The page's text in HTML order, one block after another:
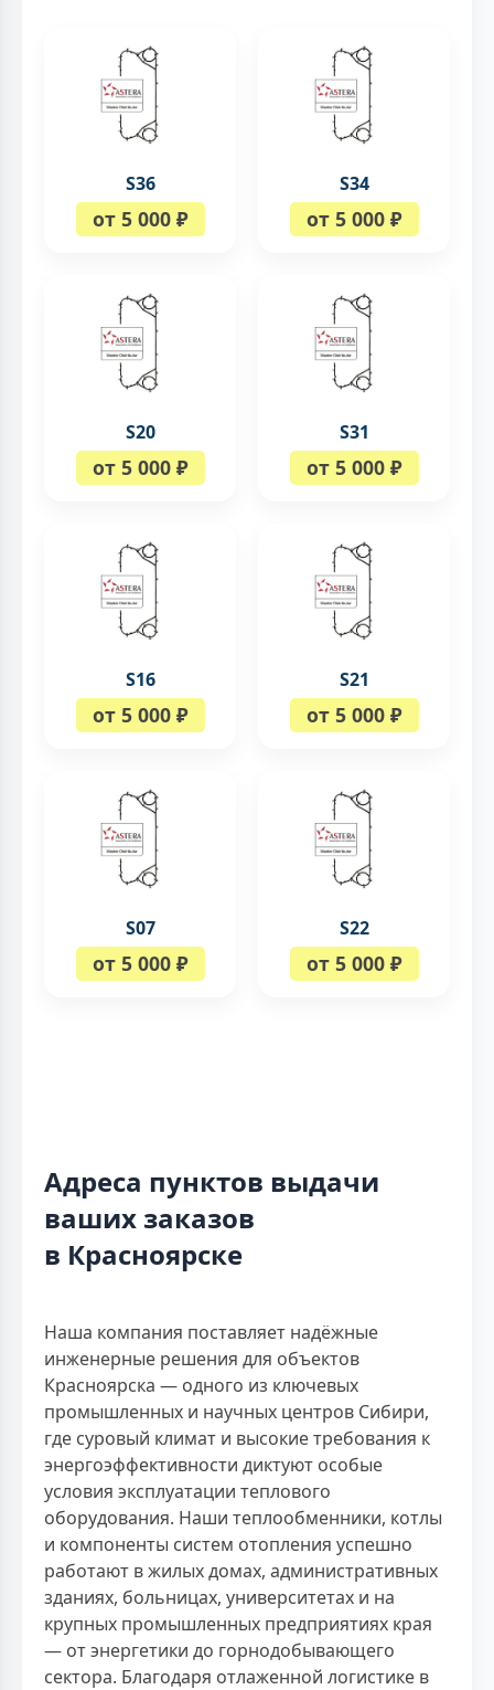
S36
от 5 000 ₽
S34
от 5 000 ₽
S20
от 5 000 ₽
S31
от 5 000 ₽
S16
от 5 000 ₽
S21
от 5 000 ₽
S07
от 5 000 ₽
S22
от 5 000 ₽
Адреса пунктов выдачи
ваших заказов
в Красноярске
Наша компания поставляет надёжные
инженерные решения для объектов
Красноярска — одного из ключевых
промышленных и научных центров Сибири,
где суровый климат и высокие требования к
энергоэффективности диктуют особые
условия эксплуатации теплового
оборудования. Наши теплообменники, котлы
и компоненты систем отопления успешно
работают в жилых домах, административных
зданиях, больницах, университетах и на
крупных промышленных предприятиях края
— от энергетики до горнодобывающего
сектора. Благодаря отлаженной логистике в